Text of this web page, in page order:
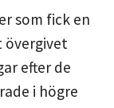
som fick en
övergivet
efter de
i högre